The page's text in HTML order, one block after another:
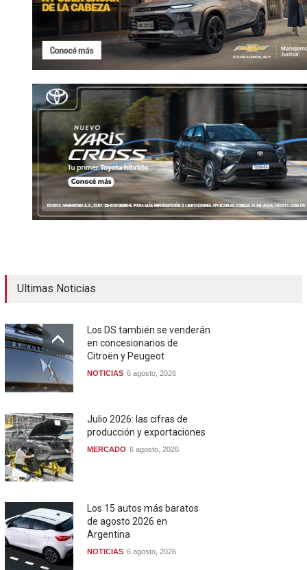
Ultimas Noticias
Los DS también se venderán
en concesionarios de
Citroën y Peugeot
NOTICIAS 6 agosto, 2026
Julio 2026: las cifras de
producción y exportaciones
MERCADO 6 agosto, 2026
Los 15 autos más baratos
de agosto 2026 en
Argentina
NOTICIAS 6 agosto, 2026